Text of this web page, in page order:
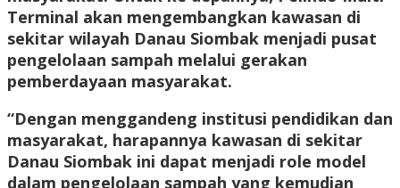
Terminal akan mengembangkan kawasan di
sekitar wilayah Danau Siombak menjadi pusat
pengelolaan sampah melalui gerakan
pemberdayaan masyarakat.
“Dengan menggandeng institusi pendidikan dan
masyarakat, harapannya kawasan di sekitar
Danau Siombak ini dapat menjadi role model
dalam pengelolaan sampah yang kemudian